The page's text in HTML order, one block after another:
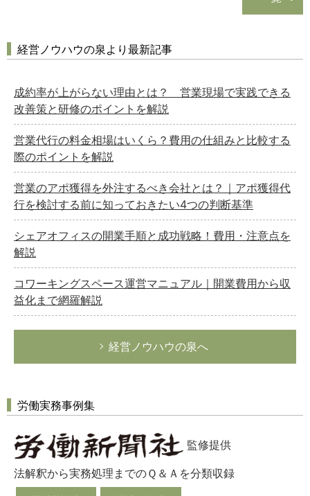
経営ノウハウの泉より最新記事
成約率が上がらない理由とは？ 営業現場で実践できる
改善策と研修のポイントを解説
営業代行の料金相場はいくら？費用の仕組みと比較する
際のポイントを解説
営業のアポ獲得を外注するべき会社とは？｜アポ獲得代
行を検討する前に知っておきたい4つの判断基準
シェアオフィスの開業手順と成功戦略！費用・注意点を
解説
コワーキングスペース運営マニュアル｜開業費用から収
益化まで網羅解説
経営ノウハウの泉へ
労働実務事例集
監修提供
法解釈から実務処理までのＱ＆Ａを分類収録